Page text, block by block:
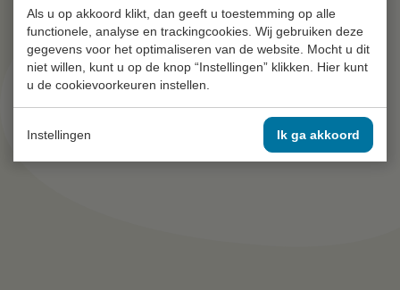
Als u op akkoord klikt, dan geeft u toestemming op alle
functionele, analyse en trackingcookies. Wij gebruiken deze
gegevens voor het optimaliseren van de website. Mocht u dit
niet willen, kunt u op de knop “Instellingen” klikken. Hier kunt
u de cookievoorkeuren instellen.
Instellingen Ik ga akkoord